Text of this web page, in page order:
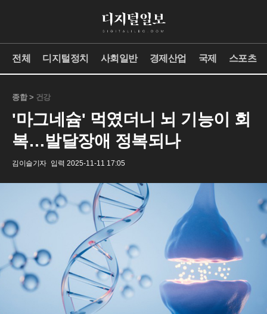
전체 디지털정치 사회일반 경제산업 국제 스포츠
종합 > 건강
'마그네슘' 먹였더니 뇌 기능이 회
복…발달장애 정복되나
김이슬기자 입력 2025-11-11 17:05